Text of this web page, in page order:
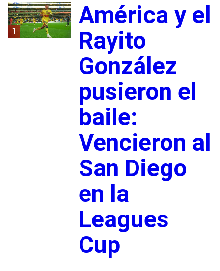
1
América y el
Rayito
González
pusieron el
baile:
Vencieron al
San Diego
en la
Leagues
Cup